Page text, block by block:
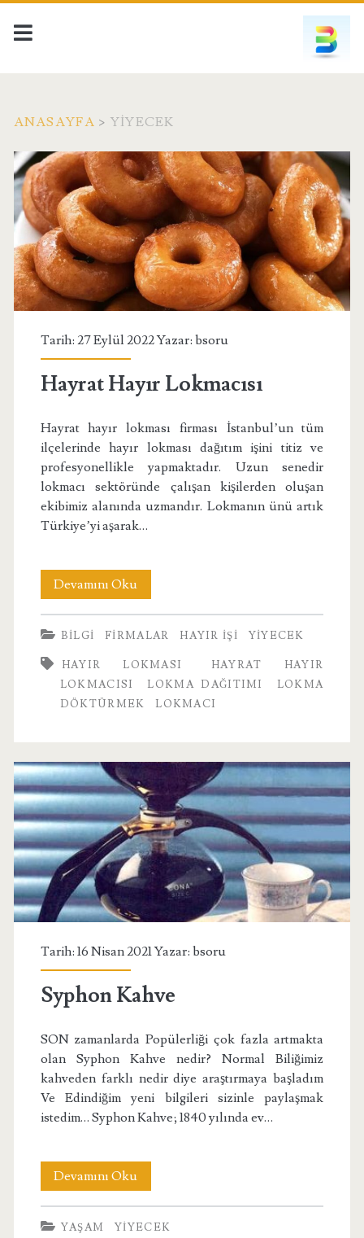
ANASAYFA > YIYECEK
Kategori:
<span>Yiyecek</span>
Tarih: 27 Eylül 2022 Yazar: bsoru
Hayrat Hayır Lokmacısı
Hayrat hayır lokması firması İstanbul’un tüm
ilçelerinde hayır lokması dağıtım işini titiz ve
profesyonellikle yapmaktadır. Uzun senedir
lokmacı sektöründe çalışan kişilerden oluşan
ekibimiz alanında uzmandır. Lokmanın ünü artık
Türkiye’yi aşarak…
Devamını OkuHayrat
Hayır
Lokmacısı
BILGI FIRMALAR HAYIR İŞI YIYECEK
HAYIR LOKMASI
HAYRAT HAYIR
LOKMACISI
LOKMA DAĞITIMI
LOKMA
DÖKTÜRMEK
LOKMACI
Tarih: 16 Nisan 2021 Yazar: bsoru
Syphon Kahve
SON zamanlarda Popülerliği çok fazla artmakta
olan Syphon Kahve nedir? Normal Biliğimiz
kahveden farklı nedir diye araştırmaya başladım
Ve Edindiğim yeni bilgileri sizinle paylaşmak
istedim… Syphon Kahve; 1840 yılında ev…
Devamını OkuSyphon
Kahve
YAŞAM YIYECEK